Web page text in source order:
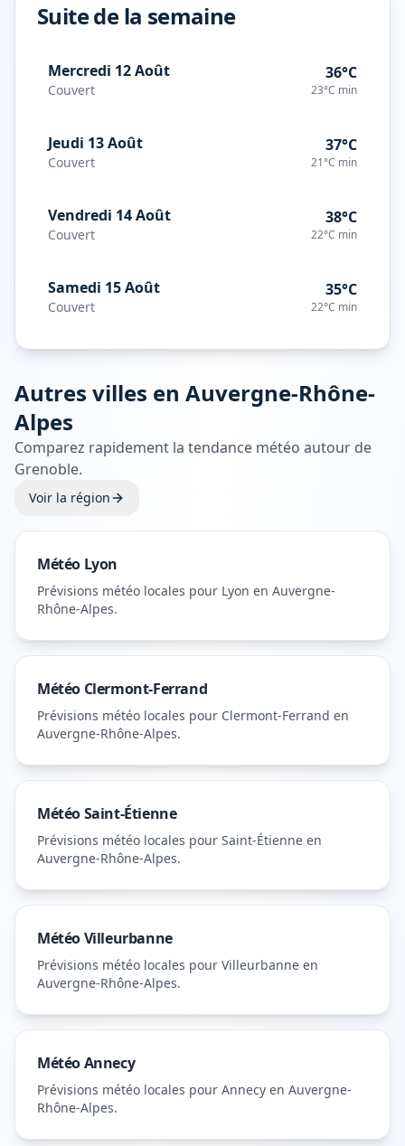
Suite de la semaine
Mercredi 12 Août
Couvert
36°C
23°C min
Jeudi 13 Août
Couvert
37°C
21°C min
Vendredi 14 Août
Couvert
38°C
22°C min
Samedi 15 Août
Couvert
35°C
22°C min
Autres villes en Auvergne-Rhône-
Alpes
Comparez rapidement la tendance météo autour de
Grenoble.
Voir la région
Météo Lyon
Prévisions météo locales pour Lyon en Auvergne-
Rhône-Alpes.
Météo Clermont-Ferrand
Prévisions météo locales pour Clermont-Ferrand en
Auvergne-Rhône-Alpes.
MétéoSaint-Étienne
Prévisions météo locales pour Saint-Étienne en
Auvergne-Rhône-Alpes.
MétéoVilleurbanne
Prévisions météo locales pour Villeurbanne en
Auvergne-Rhône-Alpes.
MétéoAnnecy
Prévisions météo locales pour Annecy en Auvergne-
Rhône-Alpes.